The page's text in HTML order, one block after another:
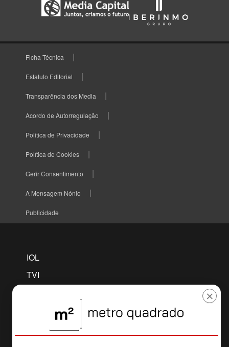
Ficha Técnica
Estatuto Editorial
Transparência dos Media
Acordo de Autorregulação
Política de Privacidade
Política de Cookies
Gerir Consentimento
A Mensagem Nónio
Publicidade
IOL
TVI
MAISFUTEBOL
×